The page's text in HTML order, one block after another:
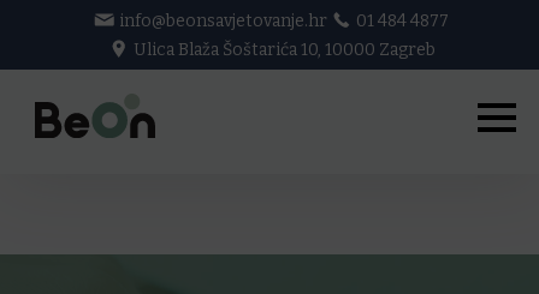
info@beonsavjetovanje.hr
01 484 4877
Ulica Blaža Šoštarića 10, 10000 Zagreb